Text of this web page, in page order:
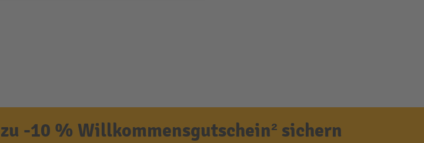
-10 % Willkommensgutschein² sichern